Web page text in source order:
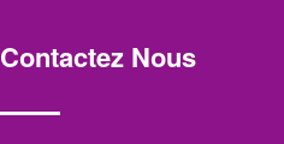
Contactez Nous